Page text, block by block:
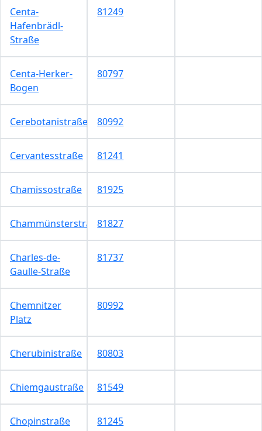
Centa-
Hafenbrädl-
Straße
81249
Centa-Herker-
Bogen
80797
Cerebotanistraße 80992
Cervantesstraße 81241
Chamissostraße 81925
Chammünsterstraße81827
Charles-de-
Gaulle-Straße
81737
Chemnitzer
Platz
80992
Cherubinistraße 80803
Chiemgaustraße 81549
Chopinstraße 81245